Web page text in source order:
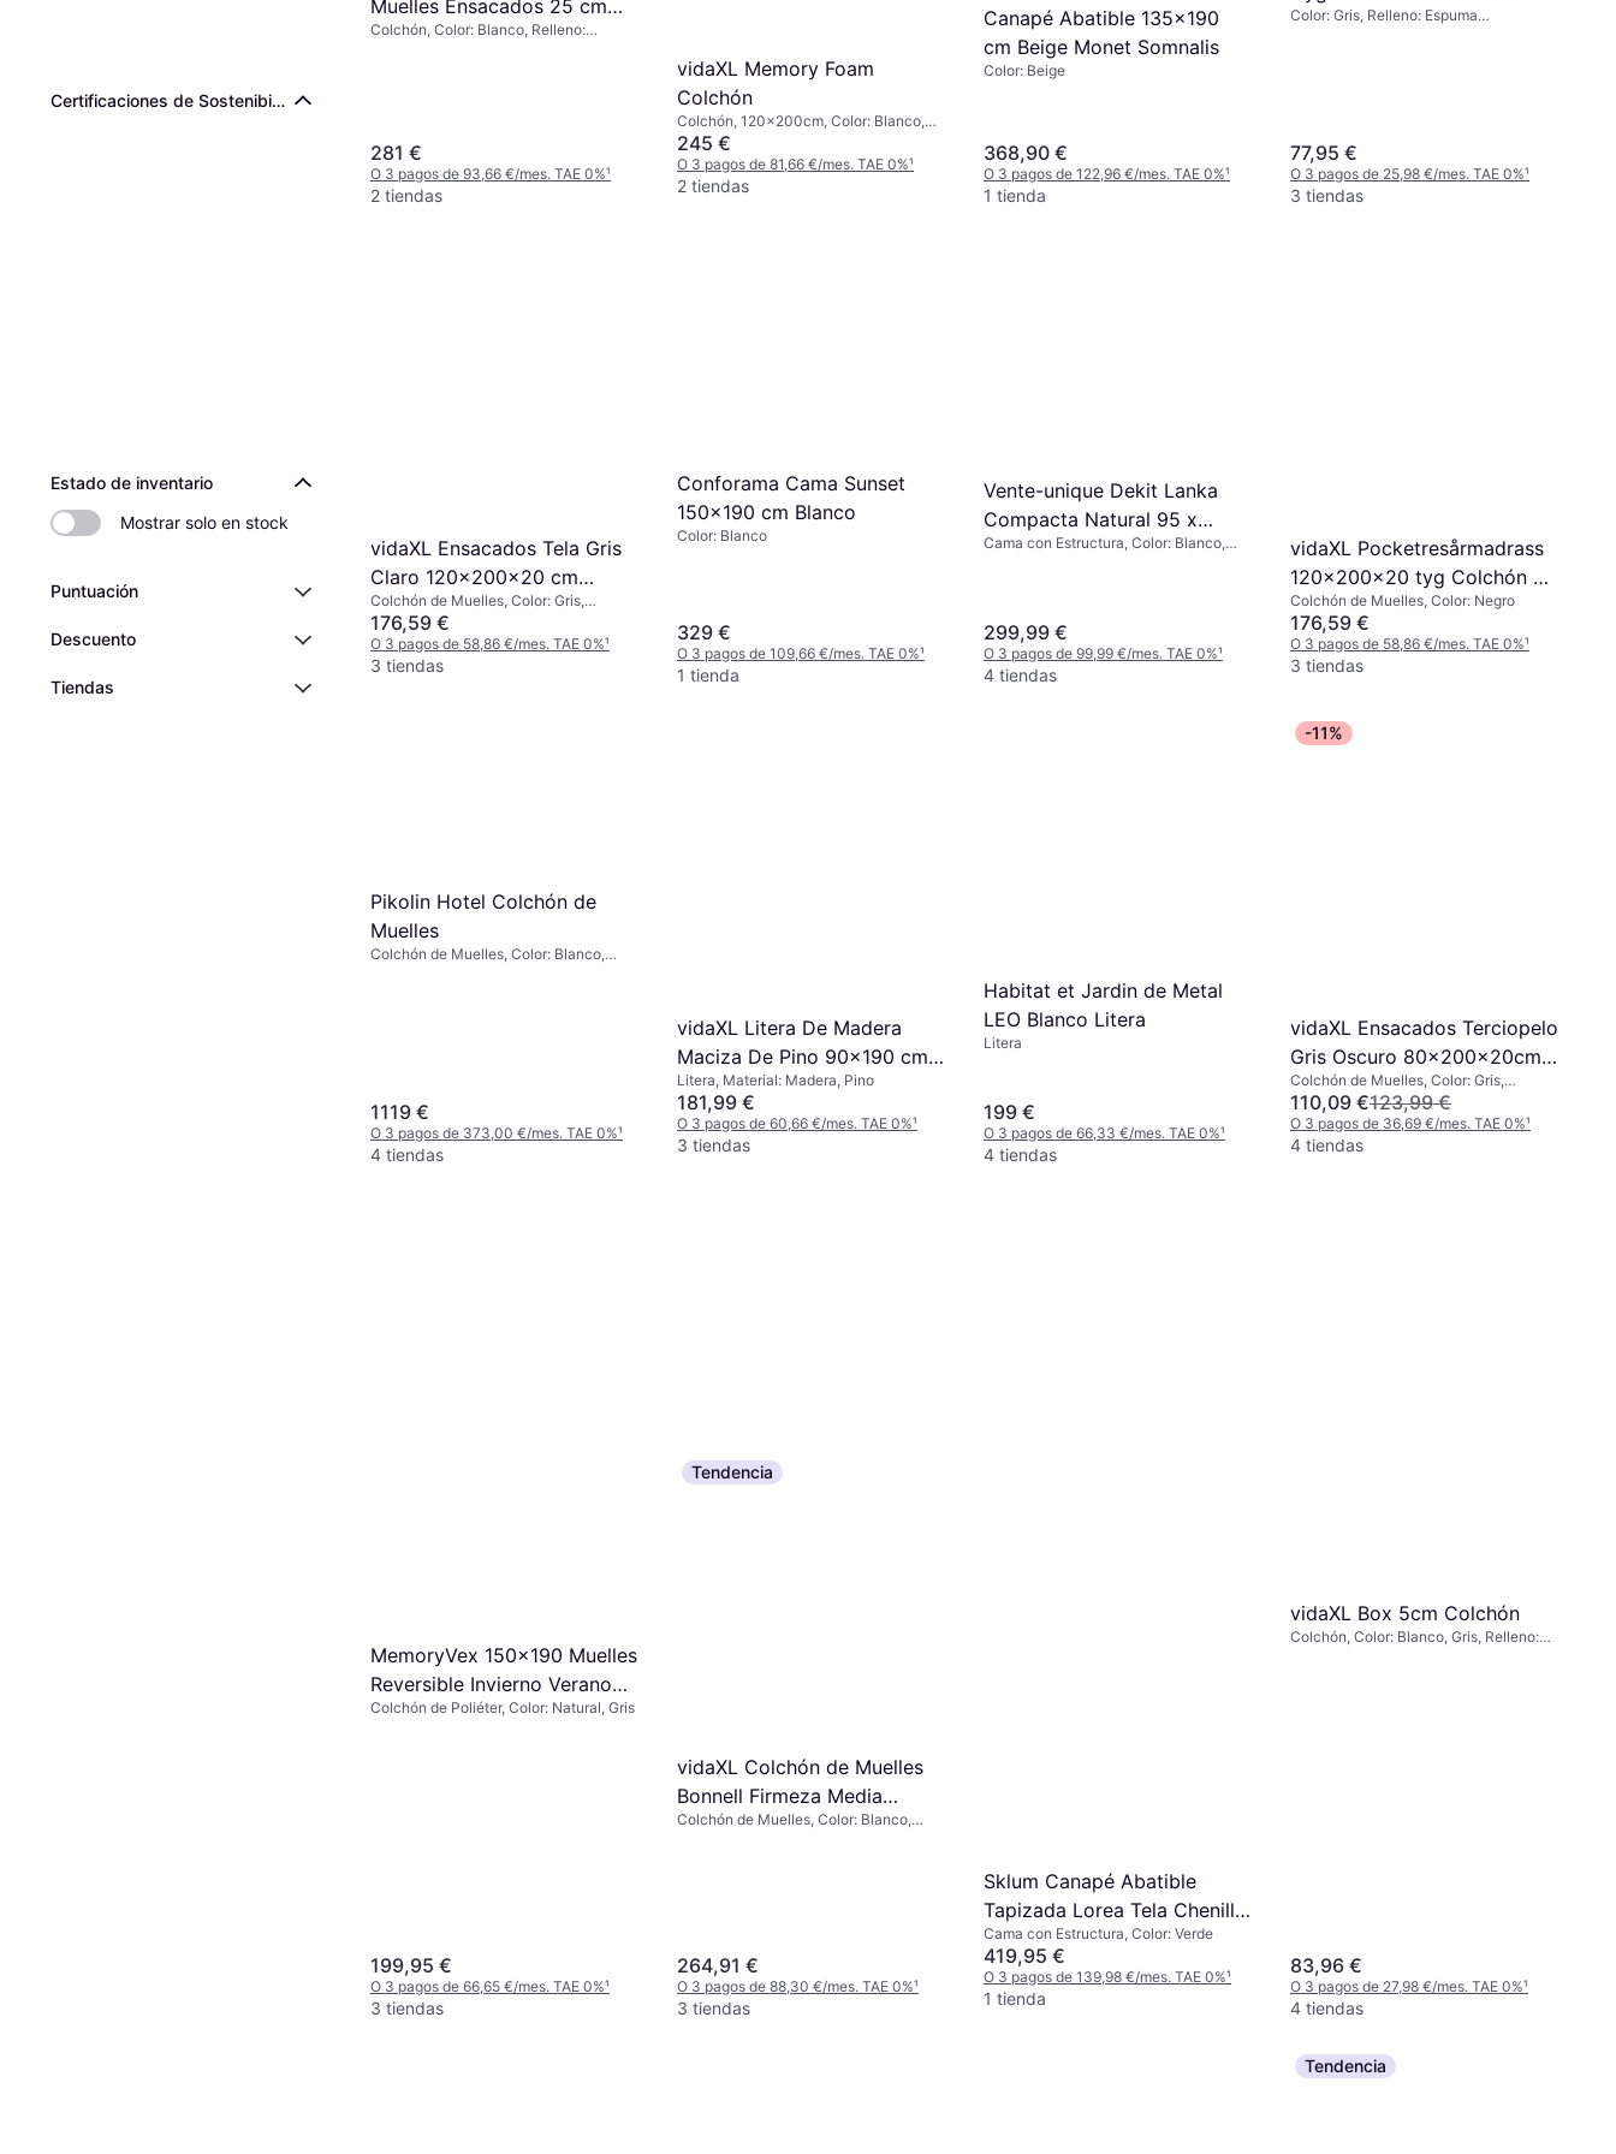
Certificaciones de Sostenibilidad de Terceros
Estado de inventario
Mostrar solo en stock
Puntuación
Descuento
Tiendas
Muelles Ensacados 25 cm
Fresco 90x200 cm Colchón
Colchón, Color: Blanco, Relleno:
281 €
O 3 pagos de 93,66 €/mes. TAE 0%¹
2 tiendas
vidaXL Memory Foam
Colchón
Colchón, 120x200cm, Color: Blanco,
Relleno: Espuma viscoelástica,
Poliéster, Espesor del Colchón: 17 cm
245 €
O 3 pagos de 81,66 €/mes. TAE 0%¹
2 tiendas
Canapé Abatible 135x190
cm Beige Monet Somnalis
Color: Beige
368,90 €
O 3 pagos de 122,96 €/mes. TAE 0%¹
1 tienda
Color: Gris, Relleno: Espuma
77,95 €
O 3 pagos de 25,98 €/mes. TAE 0%¹
3 tiendas
vidaXL Ensacados Tela Gris
Claro 120x200x20 cm
Colchón de Muelles
Colchón de Muelles, Color: Gris,
Relleno: Espuma, Material: Poliéster,
Tela, Espesor del Colchón: 20 cm,
Firmeza: Medio
176,59 €
O 3 pagos de 58,86 €/mes. TAE 0%¹
3 tiendas
Conforama Cama Sunset
150x190 cm Blanco
Color: Blanco
329 €
O 3 pagos de 109,66 €/mes. TAE 0%¹
1 tienda
Vente-unique Dekit Lanka
Compacta Natural 95 x
149.6 x 218.5 cm Cama con
Cama con Estructura, Color: Blanco,
299,99 €
O 3 pagos de 99,99 €/mes. TAE 0%¹
4 tiendas
vidaXL Pocketresårmadrass
120x200x20 tyg Colchón de
Muelles
Colchón de Muelles, Color: Negro
176,59 €
O 3 pagos de 58,86 €/mes. TAE 0%¹
3 tiendas
Pikolin Hotel Colchón de
Muelles
Colchón de Muelles, Color: Blanco,
1119 €
O 3 pagos de 373,00 €/mes. TAE 0%¹
4 tiendas
vidaXL Litera De Madera
Maciza De Pino 90x190 cm -
Marrón Litera
Litera, Material: Madera, Pino
181,99 €
O 3 pagos de 60,66 €/mes. TAE 0%¹
3 tiendas
Habitat et Jardin de Metal
LEO Blanco Litera
Litera
199 €
O 3 pagos de 66,33 €/mes. TAE 0%¹
4 tiendas
-11%
vidaXL Ensacados Terciopelo
Gris Oscuro 80x200x20cm
Colchón de Muelles
Colchón de Muelles, Color: Gris,
Relleno: Espuma, Material: Tela,
Poliéster, Terciopelo, Espesor del
Colchón: 20 cm, Firmeza: Medio
110,09 €123,99 €
O 3 pagos de 36,69 €/mes. TAE 0%¹
4 tiendas
MemoryVex 150x190 Muelles
Reversible Invierno Verano
Colchón de Poliéter
Colchón de Poliéter, Color: Natural, Gris
199,95 €
O 3 pagos de 66,65 €/mes. TAE 0%¹
3 tiendas
Tendencia
vidaXL Colchón de Muelles
Bonnell Firmeza Media
200x200 cm Colchón de
Colchón de Muelles, Color: Blanco,
264,91 €
O 3 pagos de 88,30 €/mes. TAE 0%¹
3 tiendas
Sklum Canapé Abatible
Tapizada Lorea Tela Chenilla
Verde Salvia 180 x 200 cm
Cama con Estructura
Cama con Estructura, Color: Verde
419,95 €
O 3 pagos de 139,98 €/mes. TAE 0%¹
1 tienda
vidaXL Box 5cm Colchón
Colchón, Color: Blanco, Gris, Relleno:
83,96 €
O 3 pagos de 27,98 €/mes. TAE 0%¹
4 tiendas
Tendencia